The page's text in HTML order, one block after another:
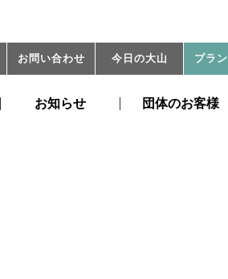
お問い合わせ 今日の大山 プラン
お知らせ 団体のお客様